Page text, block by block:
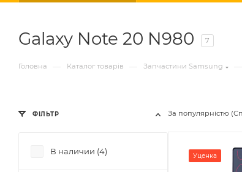
Galaxy Note 20 N980 7
Головна — Каталог товарів — Запчастини Samsung —
За популярністю
Уценка
ФІЛЬТР
В наличии (4)